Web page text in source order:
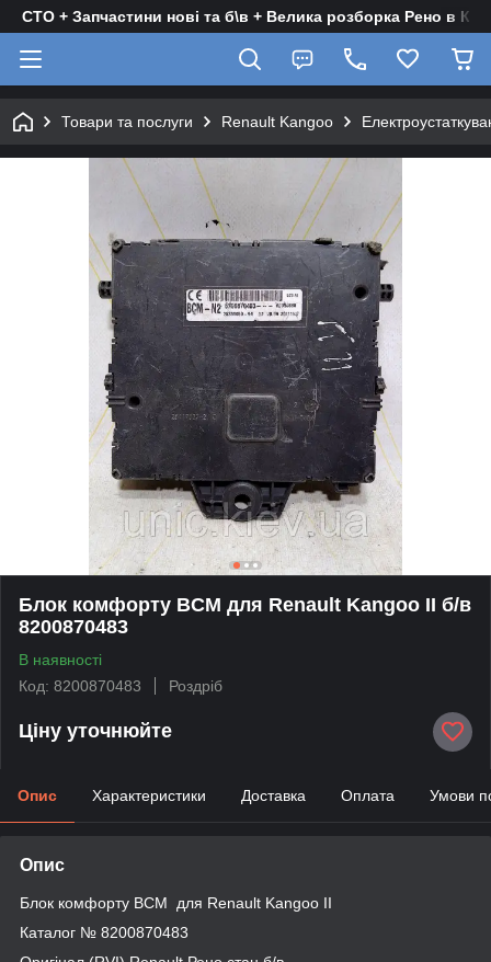
СТО + Запчастини нові та б\в + Велика розборка Рено в
Товари та послуги Renault Kangoo
Блок комфорту BCM для Renault Kangoo II б/в
8200870483
В наявності
Код: 8200870483
Роздріб
Ціну уточнюйте
Опис Характеристики Доставка Оплата Умови
Опис
Блок комфорту BCM для Renault Kangoo II
Каталог № 8200870483